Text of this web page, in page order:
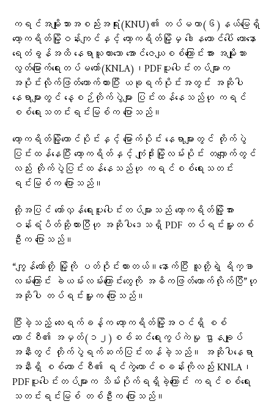
ကရင်အမျိုးသားအစည်းအရုံး(KNU)၏ တပ်မဟာ(၆)နယ်မြေရှိ
ကော့ကရိတ်မြို့ဝန်းကျင်နှင့် ကော့ကရိတ်မြို့မှ ဒေါနတောင်ပေါ် တောနော
ရေတံခွန်အထိ နေရာယူထားသော အောင်ဇေယျစစ်ကြောင်းအား အမျိုးသား
လွတ်မြောက်ရေးတပ်မတော်(KNLA)၊PDFပူးပေါင်းတပ်များက
အပိုင်းလိုက်ဖြတ်တောက်ထားပြီး ယခုရက်ပိုင်းအတွင်း အဆိုပါ
နေရာများတွင် နေ့စဉ်တိုက်ပွဲများ ပြင်းထန်နေသည်ဟု ကရင်
စစ်ရေးသတင်းရင်းမြစ်က ပြောသည်။
ကော့ကရိတ်မြို့တောင်ပိုင်းနှင့် မြောက်ပိုင်း နေရာများတွင် တိုက်ပွဲ
ပြင်းထန်နေပြီး ကော့ကရိတ်နှင့် ကျုံဒိုးမြို့လမ်းပိုင်း တလျှောက်တွင်
လည်း တိုက်ပွဲပြင်းထန်နေသည်ဟု ကရင်စစ်ရေးသတင်း
ရင်းမြစ်က ပြောသည်။
ထို့အပြင် တော်လှန်ရေးပူးပေါင်းတပ်များသည် ကော့ကရိတ်မြို့အား
ဝန်းရံပိတ်ဆို့ထားပြီဟု အဆိုပါဒေသရှိ PDF တပ်ရင်းမှူးတစ်
ဦးက ပြောသည်။
“ကျွန်တော်တို့ မြို့ကို ပတ်ဝိုင်းထားတယ်။နောက်ပြီး သူတို့ရဲ့ ရိက္ခာ
လမ်းကြောင်း ခဲယမ်းလမ်းကြောင်းတွေကို အဓိကဖြတ်တောက်လိုက်ပြီ”ဟု
အဆိုပါ တပ်ရင်းမှူးက ပြောသည်။
ပြီးခဲ့သည့် လေးရက်ခန့်က ကော့ကရိတ်မြို့အဝင်ရှိ စစ်
ကောင်စီ၏ အမှတ်(၁၂)စစ်ဆင်ရေးကွပ်ကဲမှု ဌာနချုပ်
အနီးတွင် တိုက်ပွဲရက်ဆက်ပြင်းထန်ခဲ့သည်။ အဆိုပါနေရာ
အနီးရှိ စစ်ကောင်စီ၏ ရင်ကွဲတောင်စခန်းကိုလည်း KNLA၊
PDFပူးပေါင်းတပ်များက သိမ်းပိုက်ရရှိခဲ့ကြောင်း ကရင်စစ်ရေး
သတင်းရင်းမြစ် တစ်ဦးက ပြောသည်။